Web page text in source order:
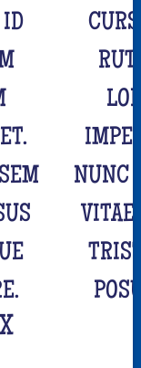
ID
NUNC
VITAE